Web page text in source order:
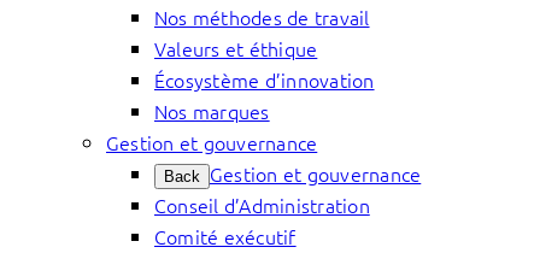
Nos méthodes de travail
Valeurs et éthique
Écosystème d’innovation
Nos marques
Gestion et gouvernance
Back Gestion et gouvernance
Conseil d’Administration
Comité exécutif